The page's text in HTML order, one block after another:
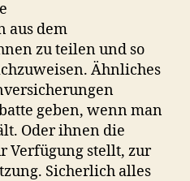
aus dem
zu teilen und so
Ähnliches
geben, wenn man
Oder ihnen die
Verfügung stellt, zur
Sicherlich alles